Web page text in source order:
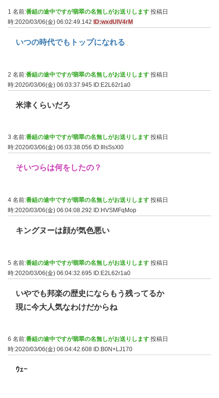
1 名前:番組の途中ですが翡翠の名無しがお送りします 投稿日
時:2020/03/06(金) 06:02:49.142
ID:wxdUIV4rM
いつの時代でもトップになれる
2 名前:番組の途中ですが翡翠の名無しがお送りします 投稿日
時:2020/03/06(金) 06:03:37.945 ID:E2L62r1a0
米津くらいだろ
3 名前:番組の途中ですが翡翠の名無しがお送りします 投稿日
時:2020/03/06(金) 06:03:38.056
ID:IllsSsXl0
そいつらは何をしたの？
4 名前:番組の途中ですが翡翠の名無しがお送りします 投稿日
時:2020/03/06(金) 06:04:08.292
ID:HVSMFqMop
キングヌーは顔が気色悪い
5 名前:番組の途中ですが翡翠の名無しがお送りします 投稿日
時:2020/03/06(金) 06:04:32.695 ID:E2L62r1a0
いやでも邦楽の歴史にならもう残ってるか
現に今大人気なわけだからね
6 名前:番組の途中ですが翡翠の名無しがお送りします 投稿日
時:2020/03/06(金) 06:04:42.608 ID:B0N+LJ170
ｳｪｰ